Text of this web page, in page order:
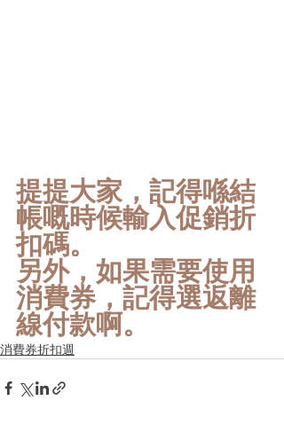
提提大家，記得喺結
帳嘅時候輸入促銷折
扣碼。
另外，如果需要使用
消費券，記得選返離
線付款啊。
消費券折扣週